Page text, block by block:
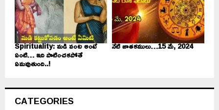
Spirituality: మడి వంట అంటే
ఏంటి… ఇది పాటించకపోతే
ఏమవుతుంది..!
నేటి జాతకములు…15 మే, 2024
CATEGORIES